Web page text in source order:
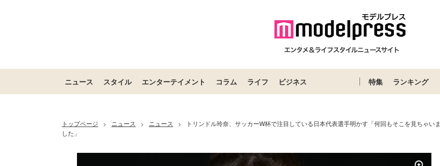
ニュース スタイル エンターテイメント コラム ライフ ビジネス 特集 ランキング
トップページ > ニュース > ニュース >
トリンドル玲奈、サッカーW杯で注目している日本代表選手明かす「何回もそこを見ちゃいま
した」